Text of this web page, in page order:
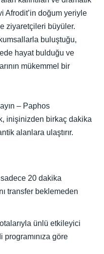
Afrodit’in doğum yeriyle
ziyaretçileri büyüler.
buluştuğu,
hayat bulduğu ve
mükemmel bir
– Paphos
inişinizden birkaç dakika
alanlara ulaştırır.
20 dakika
transfer beklemeden
ünlü etkileyici
programınıza göre